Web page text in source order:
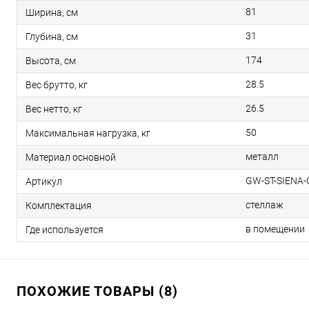
Ширина, см 81
Глубина, см 31
Высота, см 174
Вес брутто, кг 28.5
Вес нетто, кг 26.5
Максимальная нагрузка, кг 50
Материал основной металл
Артикул GW-ST-SIENA-
Комплектация стеллаж
Где используется в помещении
ПОХОЖИЕ ТОВАРЫ (8)